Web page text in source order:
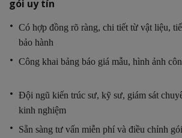
gói uy tín
Có hợp đồng rõ ràng, chi tiết từ vật liệu,
bảo hành
Công khai bảng báo giá mẫu, hình ảnh
Đội ngũ kiến trúc sư, kỹ sư, giám sát
kinh nghiệm
Sẵn sàng tư vấn miễn phí và điều chỉnh